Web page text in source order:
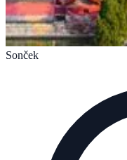
Sonček